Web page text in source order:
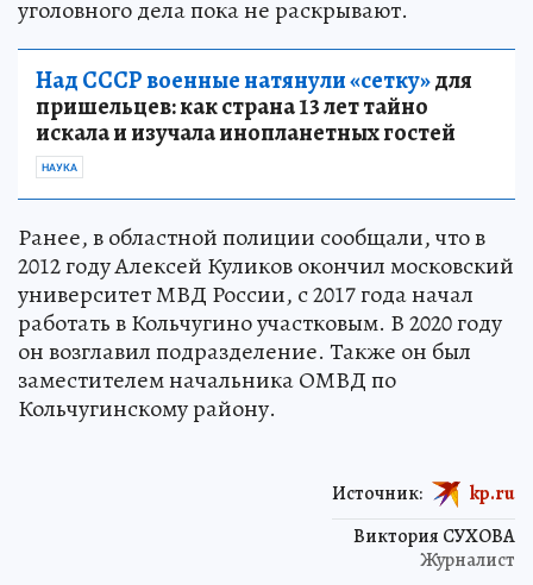
уголовного дела пока не раскрывают.
Над СССР военные натянули «сетку»для
пришельцев: как страна 13 лет тайно
искала и изучала инопланетных гостей
НАУКА
Ранее, в областной полиции сообщали, что в
2012 году Алексей Куликов окончил московский
университет МВД России, с 2017 года начал
работать в Кольчугино участковым. В 2020 году
он возглавил подразделение. Также он был
заместителем начальника ОМВД по
Кольчугинскому району.
Виктория СУХОВА
Журналист
Источник: kp.ru